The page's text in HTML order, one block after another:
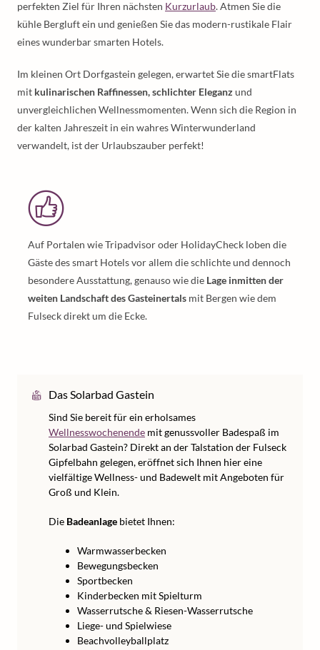
perfekten Ziel für Ihren nächsten Kurzurlaub. Atmen Sie die
kühle Bergluft ein und genießen Sie das modern-rustikale Flair
eines wunderbar smarten Hotels.
Im kleinen Ort Dorfgastein gelegen, erwartet Sie die smartFlats
mit kulinarischen Raffinessen, schlichter Eleganz und
unvergleichlichen Wellnessmomenten. Wenn sich die Region in
der kalten Jahreszeit in ein wahres Winterwunderland
verwandelt, ist der Urlaubszauber perfekt!
Auf Portalen wie Tripadvisor oder HolidayCheck loben die
Gäste des smart Hotels vor allem die schlichte und dennoch
besondere Ausstattung, genauso wie die Lage inmitten der
weiten Landschaft des Gasteinertals mit Bergen wie dem
Fulseck direkt um die Ecke.
Das Solarbad Gastein
Sind Sie bereit für ein erholsames
Wellnesswochenende mit genussvoller Badespaß im
Solarbad Gastein? Direkt an der Talstation der Fulseck
Gipfelbahn gelegen, eröffnet sich Ihnen hier eine
vielfältige Wellness- und Badewelt mit Angeboten für
Groß und Klein.
Die Badeanlage bietet Ihnen:
Warmwasserbecken
Bewegungsbecken
Sportbecken
Kinderbecken mit Spielturm
Wasserrutsche & Riesen-Wasserrutsche
Liege- und Spielwiese
Beachvolleyballplatz